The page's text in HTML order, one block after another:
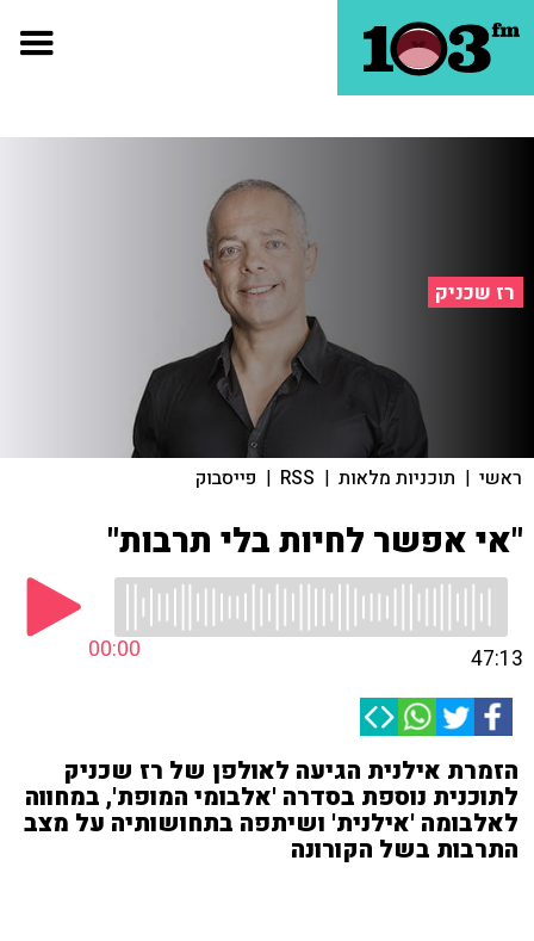
רז שכניק
ראשי | תוכניות מלאות |
RSS
| פייסבוק
"אי אפשר לחיות בלי תרבות"
00:00 47:13
הזמרת אילנית הגיעה לאולפן של רז שכניק
לתוכנית נוספת בסדרה 'אלבומי המופת', במחווה
לאלבומה 'אילנית' ושיתפה בתחושותיה על מצב
התרבות בשל הקורונה